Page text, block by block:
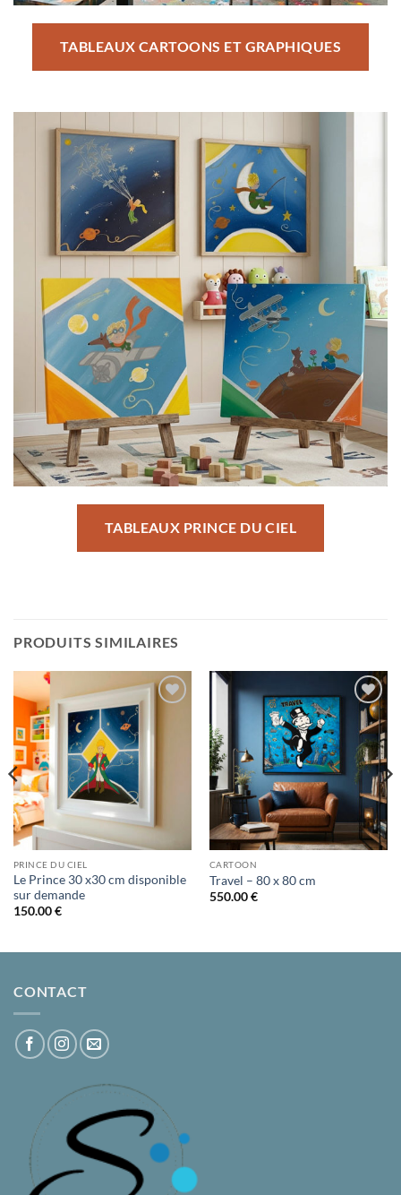
TABLEAUX CARTOONS ET GRAPHIQUES
TABLEAUX PRINCE DU CIEL
PRODUITS SIMILAIRES
à la liste
PRINCE DU CIEL
Le Prince 30 x30 cm disponible
sur demande
150.00€
Ajouter
à la liste
d’envies
CARTOON
Travel – 80 x 80 cm
550.00€
CONTACT